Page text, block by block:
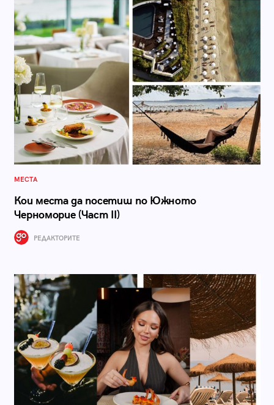
МЕСТА
Кои места да посетиш по Южното
Черноморие (Част II)
РЕДАКТОРИТЕ